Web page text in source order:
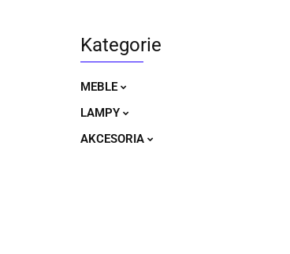
Kategorie
MEBLE
LAMPY
AKCESORIA